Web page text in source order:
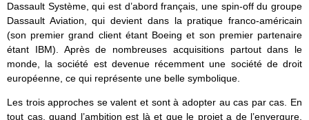
Dassault Système, qui est d’abord français, une spin-off du groupe
Dassault Aviation, qui devient dans la pratique franco-américain
(son premier grand client étant Boeing et son premier partenaire
étant IBM). Après de nombreuses acquisitions partout dans le
monde, la société est devenue récemment une société de droit
européenne, ce qui représente une belle symbolique.
Les trois approches se valent et sont à adopter au cas par cas. En
tout cas, quand l’ambition est là et que le projet a de l’envergure,